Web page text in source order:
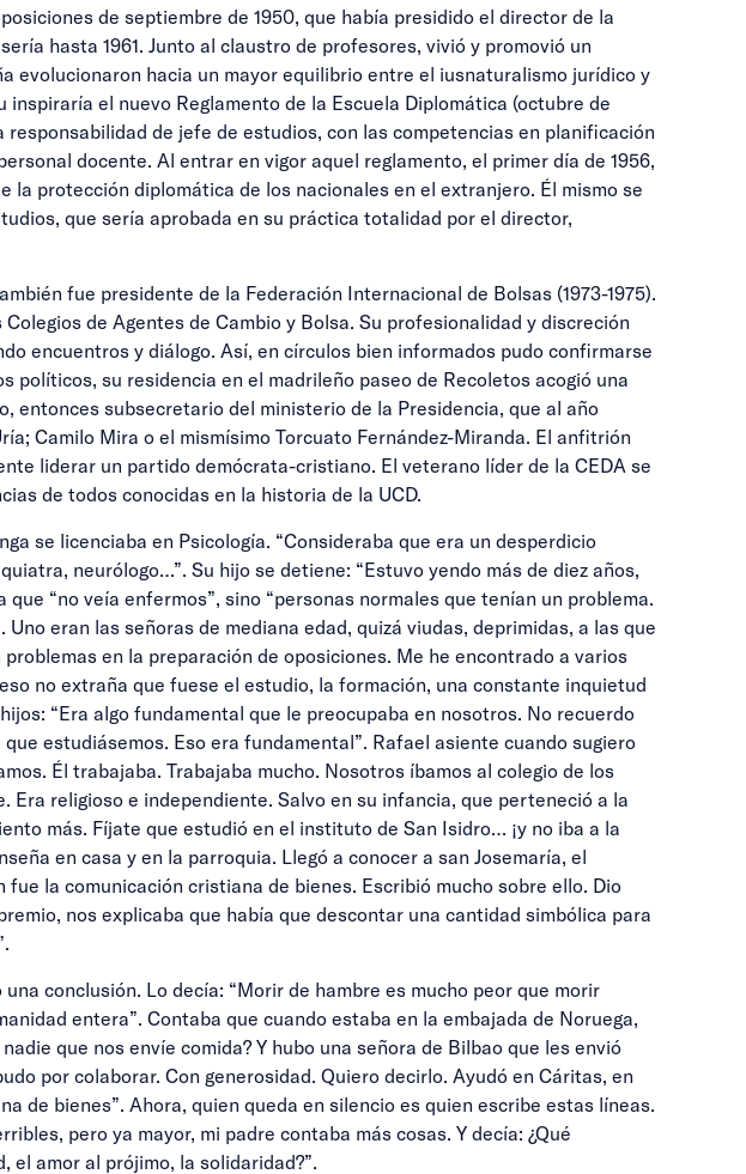
de septiembre de 1950, que había presidido el director de la
hasta 1961. Junto al claustro de profesores, vivió y promovió un
evolucionaron hacia un mayor equilibrio entre el iusnaturalismo jurídico y
el nuevo Reglamento de la Escuela Diplomática (octubre de
de jefe de estudios, con las competencias en planificación
docente. Al entrar en vigor aquel reglamento, el primer día de 1956,
la protección diplomática de los nacionales en el extranjero. Él mismo se
que sería aprobada en su práctica totalidad por el director,
fue presidente de la Federación Internacional de Bolsas (1973-1975).
de Agentes de Cambio y Bolsa. Su profesionalidad y discreción
encuentros y diálogo. Así, en círculos bien informados pudo confirmarse
políticos, su residencia en el madrileño paseo de Recoletos acogió una
entonces subsecretario del ministerio de la Presidencia, que al año
Camilo Mira o el mismísimo Torcuato Fernández-Miranda. El anfitrión
liderar un partido demócrata-cristiano. El veterano líder de la CEDA se
de todos conocidas en la historia de la UCD.
se licenciaba en Psicología. “Consideraba que era un desperdicio
neurólogo…”. Su hijo se detiene: “Estuvo yendo más de diez años,
“no veía enfermos”, sino “personas normales que tenían un problema.
eran las señoras de mediana edad, quizá viudas, deprimidas, a las que
en la preparación de oposiciones. Me he encontrado a varios
no extraña que fuese el estudio, la formación, una constante inquietud
“Era algo fundamental que le preocupaba en nosotros. No recuerdo
estudiásemos. Eso era fundamental”. Rafael asiente cuando sugiero
Él trabajaba. Trabajaba mucho. Nosotros íbamos al colegio de los
Era religioso e independiente. Salvo en su infancia, que perteneció a la
más. Fíjate que estudió en el instituto de San Isidro… ¡y no iba a la
en casa y en la parroquia. Llegó a conocer a san Josemaría, el
la comunicación cristiana de bienes. Escribió mucho sobre ello. Dio
nos explicaba que había que descontar una cantidad simbólica para
conclusión. Lo decía: “Morir de hambre es mucho peor que morir
entera”. Contaba que cuando estaba en la embajada de Noruega,
que nos envíe comida? Y hubo una señora de Bilbao que les envió
por colaborar. Con generosidad. Quiero decirlo. Ayudó en Cáritas, en
de bienes”. Ahora, quien queda en silencio es quien escribe estas líneas.
pero ya mayor, mi padre contaba más cosas. Y decía: ¿Qué
el amor al prójimo, la solidaridad?”.